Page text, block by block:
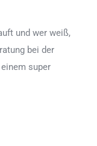
und wer weiß,
bei der
super